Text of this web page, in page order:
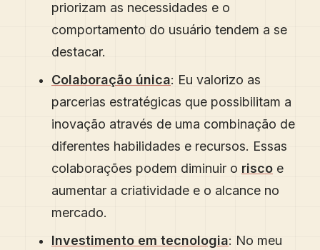
priorizam as necessidades e o
comportamento do usuário tendem a se
destacar.
Colaboração única: Eu valorizo as
parcerias estratégicas que possibilitam a
inovação através de uma combinação de
diferentes habilidades e recursos. Essas
colaborações podem diminuir o risco e
aumentar a criatividade e o alcance no
mercado.
Investimento em tecnologia: No meu